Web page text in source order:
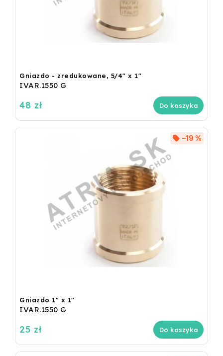
Gniazdo - zredukowane, 5/4" x 1"
IVAR.1550 G
48 zł Do koszyka
Gniazdo 1" x 1"
IVAR.1550 G
–19 %
25 zł Do koszyka